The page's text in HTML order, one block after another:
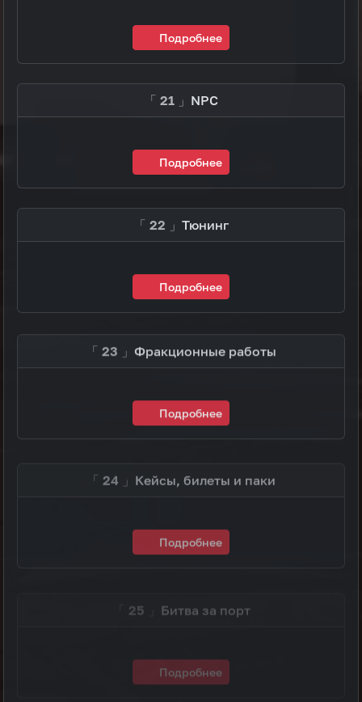
Подробнее
「 21 」 NPC
Подробнее
「 22 」 Тюнинг
Подробнее
「 23 」 Фракционные работы
Подробнее
「 24 」 Кейсы, билеты и паки
Подробнее
Подробнее